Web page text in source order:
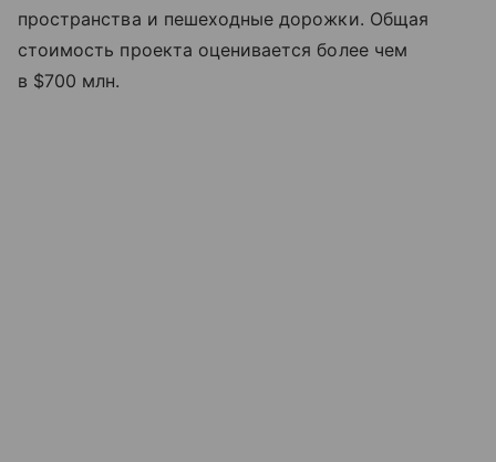
пространства и пешеходные дорожки. Общая
стоимость проекта оценивается более чем
в $700 млн.